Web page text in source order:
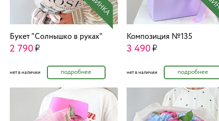
Букет "Солнышко в руках"
2 790
нет в наличии подробнее
Композиция №135
3 490
нет в наличии подробнее